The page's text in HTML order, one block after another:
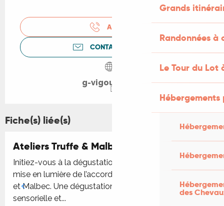
Grands
Randonnées
Le Tour du Lot
des
APPELER
CONTACTEZ-NOUS
g-vigouroux.fr
Fiche(s) liée(s)
Ateliers Truffe & Malbec
Initiez-vous à la dégustation du vin au travers d’une
mise en lumière de l’accord unique et précieux : Truffe
et Malbec. Une dégustation croisée, ludique,
sensorielle et...